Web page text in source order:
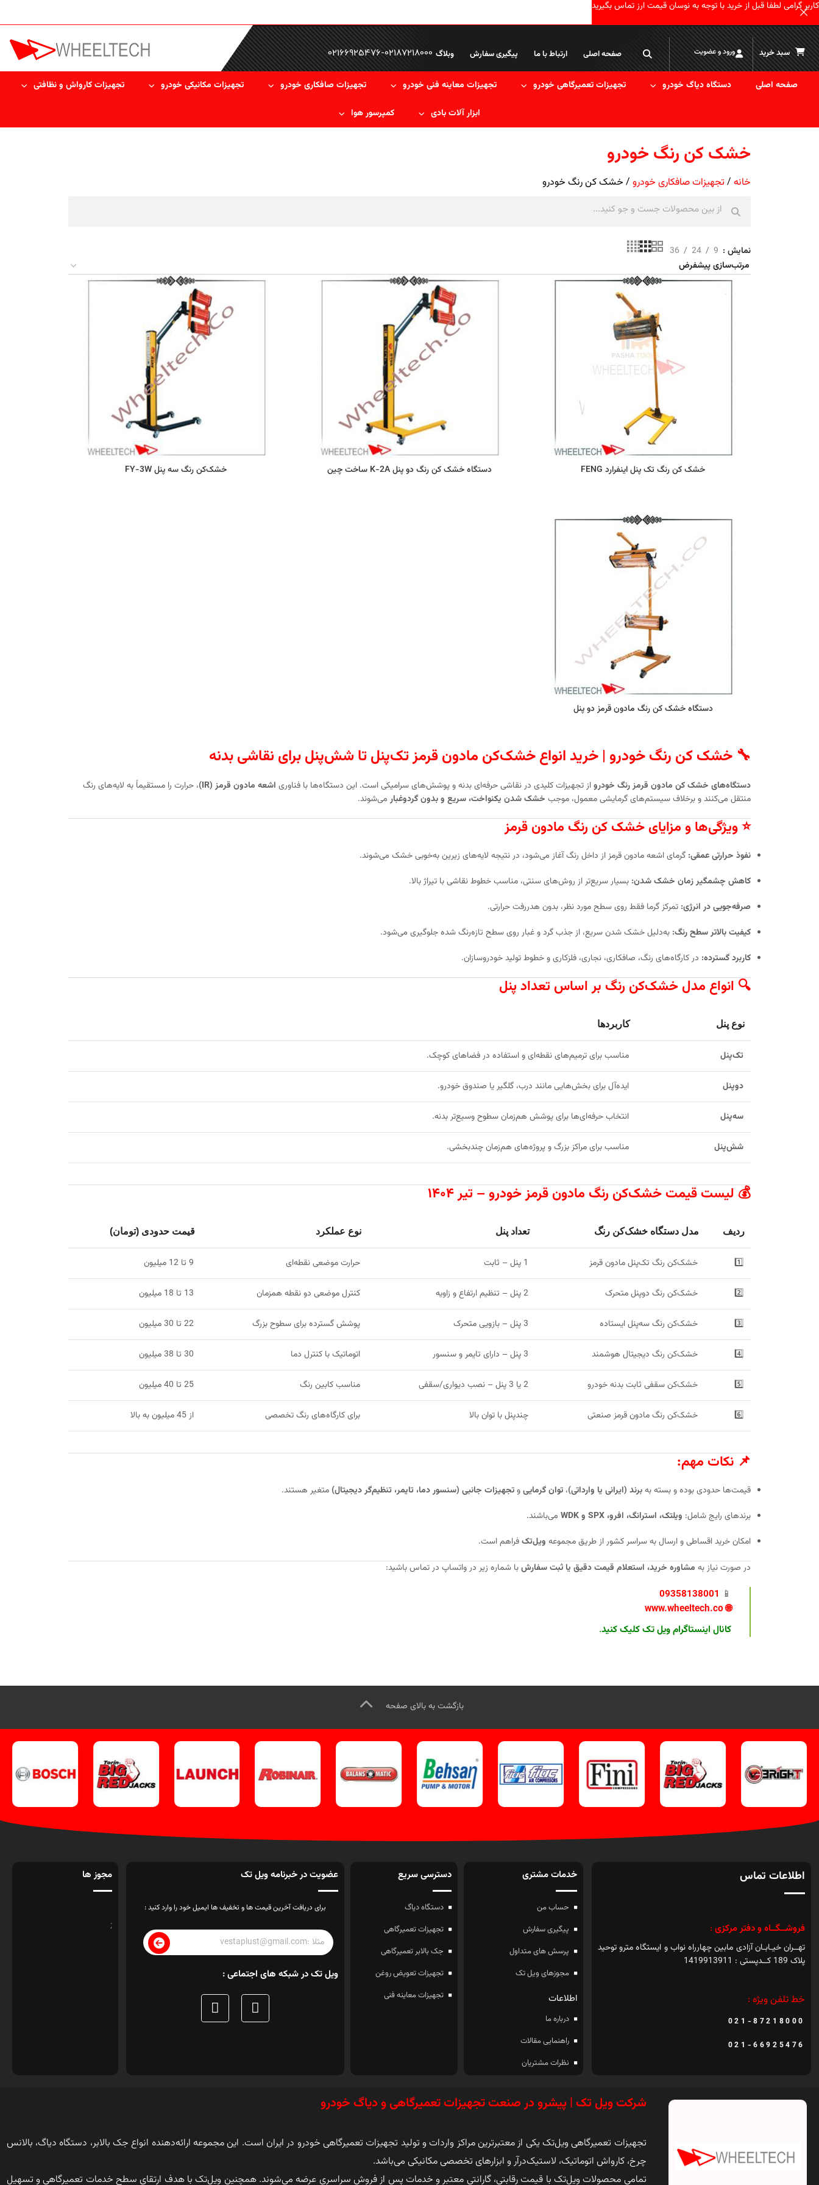
سبد خرید ورود و عضویت صفحه اصلی ارتباط با ما پیگیری سفارش وبلاگ 02166925476-02187218000
صفحه اصلی دستگاه دیاگ خودرو تجهیزات تعمیرگاهی خودرو تجهیزات معاینه فنی خودرو تجهیزات صافکاری خودرو تجهیزات مکانیکی خودرو تجهیزات کارواش و نظافتی
ابزار آلات بادی کمپرسور هوا
خشک کن رنگ خودرو
خانه تجهیزات صافکاری خودرو خشک کن رنگ خودرو
نمایش 9
24
36
خشک کن رنگ تک پنل اینفرارد FENG دستگاه خشک کن رنگ دو پنل K-2A ساخت چین خشک‌کن رنگ سه پنل FY-3W
دستگاه خشک کن رنگ مادون قرمز دو پنل
🔧 خشک کن رنگ خودرو | خرید انواع خشک‌کن مادون قرمز تک‌پنل تا شش‌پنل برای نقاشی بدنه
دستگاه‌های خشک‌ کن مادون قرمز رنگ خودرواز تجهیزات کلیدی در نقاشی حرفه‌ای بدنه و پوشش‌های سرامیکی است. این دستگاه‌ها با فناوری اشعه مادون قرمز (IR)
، حرارت را مستقیماً به لایه‌های رنگ
منتقل می‌کنند و برخلاف سیستم‌های گرمایشی معمول، موجب خشک شدن یکنواخت، سریع و بدون گردوغبارمی‌شوند.
⭐ویژگی‌ها و مزایای خشک‌ کن رنگ مادون قرمز
نفوذ حرارتی عمقی: گرمای اشعه مادون قرمز از داخل رنگ آغاز می‌شود، در نتیجه لایه‌های زیرین به‌خوبی خشک می‌شوند.
کاهش چشمگیر زمان خشک شدن: بسیار سریع‌تر از روش‌های سنتی، مناسب خطوط نقاشی با تیراژ بالا.
صرفه‌جویی در انرژی: تمرکز گرما فقط روی سطح مورد نظر، بدون هدررفت حرارتی.
کیفیت بالاتر سطح رنگ: به‌دلیل خشک شدن سریع، از جذب گرد و غبار روی سطح تازه‌رنگ شده جلوگیری می‌شود.
کاربرد گسترده: در کارگاه‌های رنگ، صافکاری، نجاری، فلزکاری و خطوط تولید خودروسازان.
🔍 انواع مدل خشک‌کن رنگ بر اساس تعداد پنل
نوع پنل کاربردها
تک‌پنل مناسب برای ترمیم‌های نقطه‌ای و استفاده در فضاهای کوچک.
دوپنل ایده‌آل برای بخش‌هایی مانند درب، گلگیر یا صندوق خودرو.
سه‌پنل انتخاب حرفه‌ای‌ها برای پوشش هم‌زمان سطوح وسیع‌تر بدنه.
شش‌پنل مناسب برای مراکز بزرگ و پروژه‌های هم‌زمان چندبخشی.
💰 لیست قیمت خشک‌کن رنگ مادون قرمز خودرو – تیر ۱۴۰۴
ردیف مدل دستگاه خشک‌کن رنگ تعداد پنل نوع عملکرد قیمت حدودی (تومان)
1️⃣ خشک‌کن رنگ تک‌پنل مادون قرمز 1 پنل – ثابت حرارت موضعی نقطه‌ای 9 تا 12 میلیون
2️⃣ خشک‌کن رنگ دوپنل متحرک 2 پنل – تنظیم ارتفاع و زاویه کنترل موضعی دو نقطه همزمان 13 تا 18 میلیون
3️⃣ خشک‌کن رنگ سه‌پنل ایستاده 3 پنل – بازویی متحرک پوشش گسترده برای سطوح بزرگ 22 تا 30 میلیون
4️⃣ خشک‌کن رنگ دیجیتال هوشمند 3 پنل – دارای تایمر و سنسور اتوماتیک با کنترل دما 30 تا 38 میلیون
5️⃣ خشک‌کن سقفی ثابت بدنه خودرو 2 یا 3 پنل – نصب دیواری/سقفی مناسب کابین رنگ 25 تا 40 میلیون
6️⃣ خشک‌کن رنگ مادون قرمز صنعتی چندپنل با توان بالا برای کارگاه‌های رنگ تخصصی از 45 میلیون به بالا
📌 نکات مهم:
قیمت‌ها حدودی بوده و بسته بهبرند (ایرانی یا وارداتی)، توان گرماییوتجهیزات جانبی (سنسور دما، تایمر، تنظیم‌گر دیجیتال) متغیر هستند.
برندهای رایج شامل: ویلتک، استرانگ، افرو، SPX و WDK
می‌باشند.
امکان خرید اقساطی و ارسال به سراسر کشور از طریق مجموعه ویل‌تکفراهم است.
در صورت نیاز به مشاوره خرید، استعلام قیمت دقیق یا ثبت سفارشبا شماره زیر در واتساپ در تماس باشید:
📱
09358138001
🌐
www.wheeltech.co
کانال اینستاگرام ویل تک کلیک کنید.
بازگشت به بالای صفحه
اطلاعات تماس
فروشــگــاه و دفتر مرکزی :
تهــران خیـابـان آزادی مابین چهارراه نواب و ایستگاه مترو توحید
پلاک 189 کــدپستی : 1419913911
خط تلفن ویژه :
021-87218000
021-66925476
خدمات مشتری
حساب من
پیگیری سفارش
پرسش های متداول
مجوزهای ویل تک
اطلاعات
درباره ما
راهنمایی مقالات
نظرات مشتریان
دسترسی سریع
دستگاه دیاگ
تجهیزات تعمیرگاهی
جک بالابر تعمیرگاهی
تجهیزات تعویض روغن
تجهیزات معاینه فنی
عضویت در خبرنامه ویل تک
برای دریافت آخرین قیمت ها و تخفیف ها ایمیل خود را وارد کنید :
ویل تک در شبکه های اجتماعی :
مجوز ها
;
شرکت ویل تک | پیشرو در صنعت تجهیزات تعمیرگاهی و دیاگ خودرو
تجهیزات تعمیرگاهی ویل‌تک یکی از معتبرترین مراکز واردات و تولید تجهیزات تعمیرگاهی خودرو در ایران است. این مجموعه ارائه‌دهنده انواع جک بالابر، دستگاه دیاگ، بالانس
چرخ، کارواش اتوماتیک، لاستیک‌درآر و ابزارهای تخصصی مکانیکی می‌باشد.
تمامی محصولات ویل‌تک با قیمت رقابتی، گارانتی معتبر و خدمات پس از فروش سراسری عرضه می‌شوند. همچنین ویل‌تک با هدف ارتقای سطح خدمات تعمیرگاهی و تسهیل
کاربر گرامی لطفا قبل از خرید با توجه به نوسان قیمت ارز تماس بگیرید